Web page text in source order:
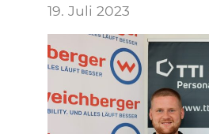
19. Juli 2023